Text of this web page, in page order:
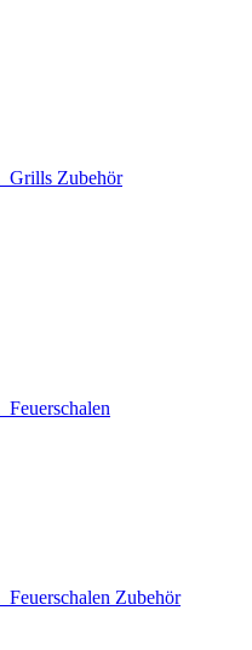
Grills Zubehör
Feuerschalen
Feuerschalen Zubehör